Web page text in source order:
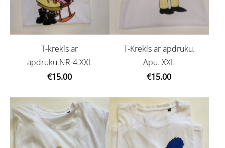
T-krekls ar
apdruku.NR-4.XXL
€15.00
T-Krekls ar apdruku.
Apu. XXL
€15.00